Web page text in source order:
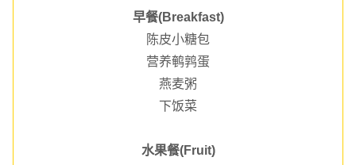
早餐(Breakfast)
陈皮小糖包
营养鹌鹑蛋
燕麦粥
下饭菜
水果餐(Fruit)